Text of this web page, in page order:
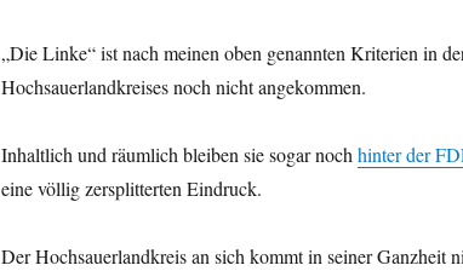
„Die Linke“ ist nach meinen oben genannten Kriterien in
Hochsauerlandkreises noch nicht angekommen.
Inhaltlich und räumlich bleiben sie sogar nochhinter der
eine völlig zersplitterten Eindruck.
Der Hochsauerlandkreis an sich kommt in seiner Ganzheit